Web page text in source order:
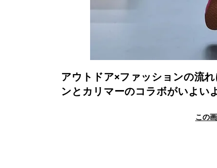
アウトドア×ファッションの流
ンとカリマーのコラボがいよい
この